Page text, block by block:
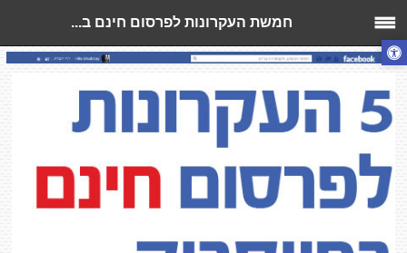
חמשת העקרונות לפרסום חינם ב...